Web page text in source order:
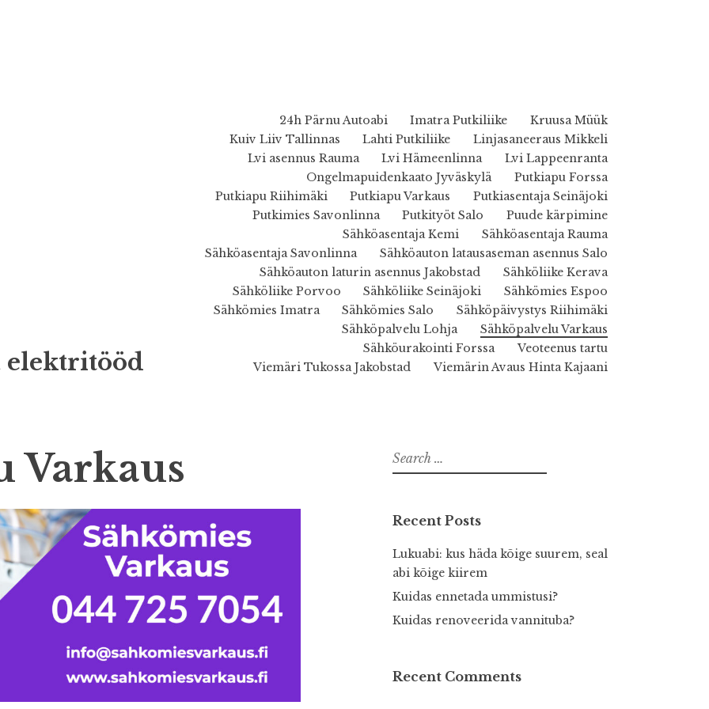
elektritööd
24h Pärnu Autoabi Imatra Putkiliike
Kruusa Müük
Kuiv Liiv Tallinnas
Lahti Putkiliike
Linjasaneeraus Mikkeli
Lvi asennus Rauma
Lvi Hämeenlinna
Lvi Lappeenranta
Ongelmapuidenkaato Jyväskylä
Putkiapu Forssa
Putkiapu Riihimäki
Putkiapu Varkaus
Putkiasentaja Seinäjoki
Putkimies Savonlinna
Putkityöt Salo
Puude kärpimine
Sähköasentaja Kemi
Sähköasentaja Rauma
Sähköasentaja Savonlinna
Sähköauton latausaseman asennus Salo
Sähköauton laturin asennus Jakobstad
Sähköliike Kerava
Sähköliike Porvoo
Sähköliike Seinäjoki
Sähkömies Espoo
Sähkömies Imatra
Sähkömies Salo
Sähköpäivystys Riihimäki
Sähköpalvelu Lohja
Sähköpalvelu Varkaus
Sähköurakointi Forssa
Veoteenus tartu
Viemäri Tukossa Jakobstad
Viemärin Avaus Hinta Kajaani
Varkaus
Search
for:
Recent Posts
Lukuabi: kus häda kõige suurem, seal
abi kõige kiirem
Kuidas ennetada ummistusi?
Kuidas renoveerida vannituba?
Recent Comments